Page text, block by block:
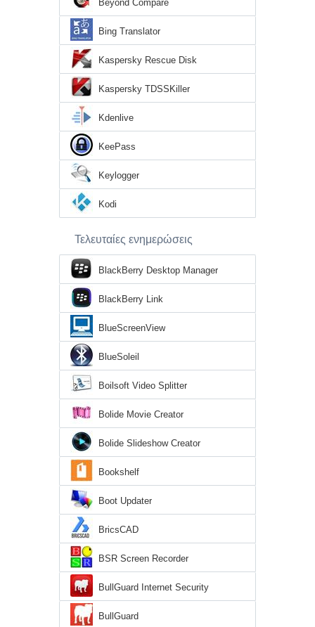
Beyond Compare
Bing Translator
Kaspersky Rescue Disk
Kaspersky TDSSKiller
Kdenlive
KeePass
Keylogger
Kodi
Τελευταίες ενημερώσεις
BlackBerry Desktop Manager
BlackBerry Link
BlueScreenView
BlueSoleil
Boilsoft Video Splitter
Bolide Movie Creator
Bolide Slideshow Creator
Bookshelf
Boot Updater
BricsCAD
BSR Screen Recorder
BullGuard Internet Security
BullGuard